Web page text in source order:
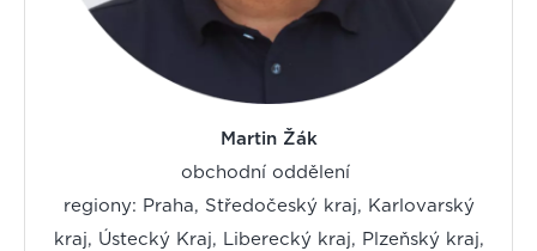
Martin Žák
obchodní oddělení
regiony: Praha, Středočeský kraj, Karlovarský
kraj, Ústecký Kraj, Liberecký kraj, Plzeňský kraj,